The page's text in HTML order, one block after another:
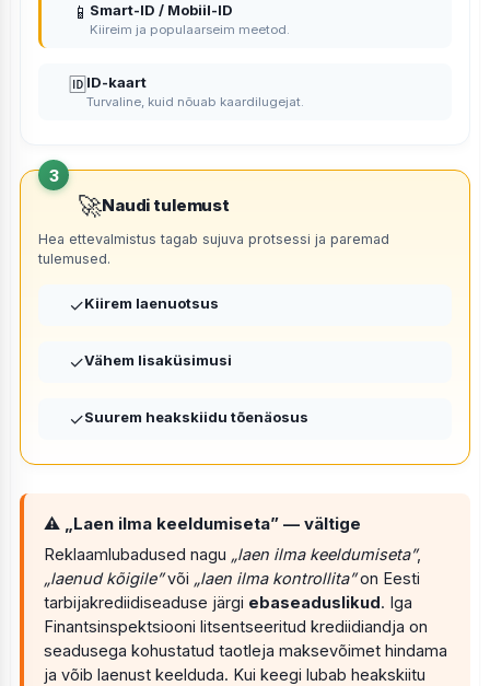
📱 Smart-ID / Mobiil-ID
Kiireim ja populaarseim meetod.
🆔 ID-kaart
Turvaline, kuid nõuab kaardilugejat.
🚀Naudi tulemust
Hea ettevalmistus tagab sujuva protsessi ja paremad
tulemused.
✓Kiirem laenuotsus
✓Vähem lisaküsimusi
✓Suurem heakskiidu tõenäosus
⚠ „Laen ilma keeldumiseta” — vältige
Reklaamlubadused nagu „laen ilma keeldumiseta”,
„laenud kõigile”või „laen ilma kontrollita”on Eesti
tarbijakrediidiseaduse järgi ebaseaduslikud. Iga
Finantsinspektsiooni litsentseeritud krediidiandja on
seadusega kohustatud taotleja maksevõimet hindama
ja võib laenust keelduda. Kui keegi lubab heakskiitu